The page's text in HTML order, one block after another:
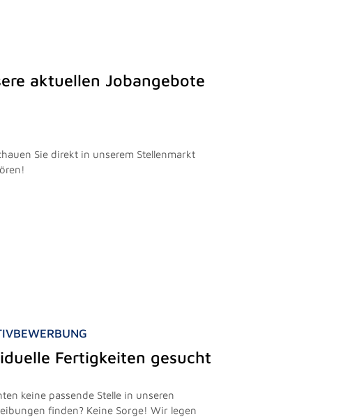
aktuellen Jobangebote
Sie direkt in unserem Stellenmarkt
Fertigkeiten gesucht
keine passende Stelle in unseren
finden? Keine Sorge! Wir legen